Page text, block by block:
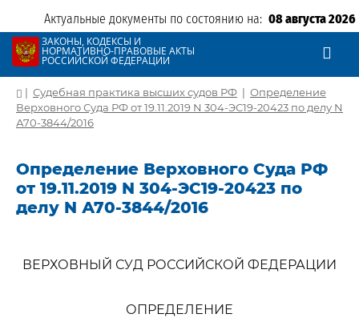
Актуальные документы по состоянию на: 08 августа 2026
ЗАКОНЫ, КОДЕКСЫ И
НОРМАТИВНО-ПРАВОВЫЕ АКТЫ
РОССИЙСКОЙ ФЕДЕРАЦИИ
| Судебная практика высших судов РФ | Определение
Верховного Суда РФ от 19.11.2019 N 304-ЭС19-20423 по делу N
А70-3844/2016
Определение Верховного Суда РФ
от 19.11.2019 N 304-ЭС19-20423 по
делу N А70-3844/2016
ВЕРХОВНЫЙ СУД РОССИЙСКОЙ ФЕДЕРАЦИИ
ОПРЕДЕЛЕНИЕ